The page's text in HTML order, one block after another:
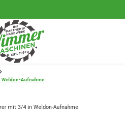
Weldon-Aufnahme
mit 3/4 in Weldon-Aufnahme